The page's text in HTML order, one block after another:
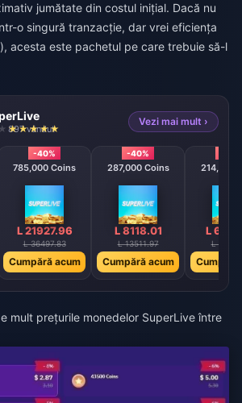
jumătate din costul inițial. Dacă nu
o singură tranzacție, dar vrei eficiența
acesta este pachetul pe care trebuie să-l
897 vândut
Vezi mai mult ›
-40%
785,000 Coins
L 21927.96
L 36497.83
Cumpără acum
-40%
287,000 Coins
L 8118.01
L 13511.97
Cumpără acum
214,500
L
L
Cumpără
mult prețurile monedelor SuperLive între